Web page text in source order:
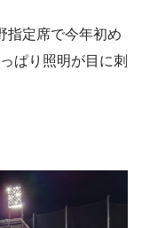
指定席で今年初め
ぱり照明が目に刺